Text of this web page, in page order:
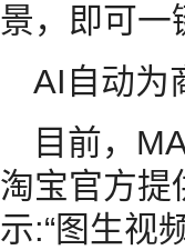
景，即可一
AI自动为
目前，
淘宝官方提
示:“图生视